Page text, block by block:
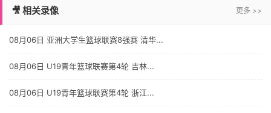
🎥 相关录像 更多 >>
08月06日 亚洲大学生篮球联赛8强赛 清华...
08月06日 U19青年篮球联赛第4轮 吉林...
08月06日 U19青年篮球联赛第4轮 浙江...